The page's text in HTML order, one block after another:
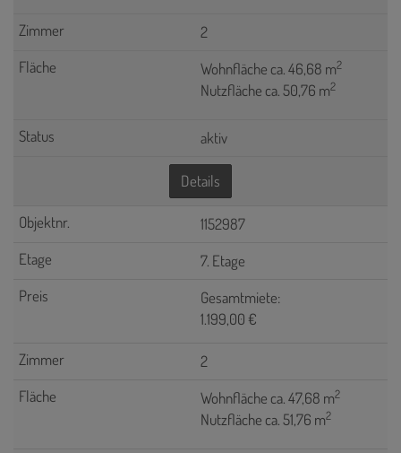
2
Wohnfläche ca. 46,68 m2
Nutzfläche ca. 50,76 m2
aktiv
Details
1152987
7. Etage
Gesamtmiete:
1.199,00 €
2
Wohnfläche ca. 47,68 m2
Nutzfläche ca. 51,76 m2